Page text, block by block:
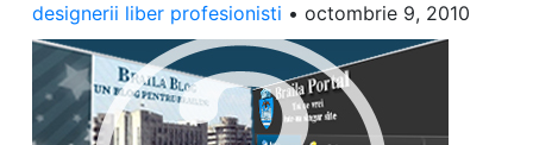
designerii liber profesionisti • octombrie 9, 2010